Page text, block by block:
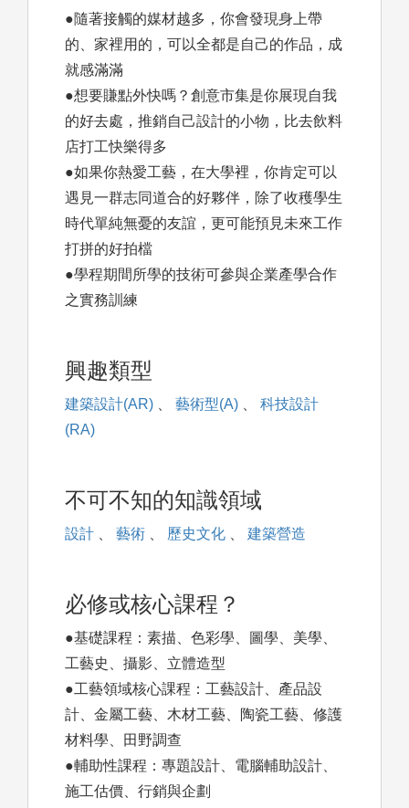
●隨著接觸的媒材越多，你會發現身上帶
的、家裡用的，可以全都是自己的作品，成
就感滿滿
●想要賺點外快嗎？創意市集是你展現自我
的好去處，推銷自己設計的小物，比去飲料
店打工快樂得多
●如果你熱愛工藝，在大學裡，你肯定可以
遇見一群志同道合的好夥伴，除了收穫學生
時代單純無憂的友誼，更可能預見未來工作
打拼的好拍檔
●學程期間所學的技術可參與企業產學合作
之實務訓練
興趣類型
建築設計(AR) 、 藝術型(A) 、
科技設計
(RA)
不可不知的知識領域
設計 、 藝術 、 歷史文化 、 建築營造
必修或核心課程？
●基礎課程：素描、色彩學、圖學、美學、
工藝史、攝影、立體造型
●工藝領域核心課程：工藝設計、產品設
計、金屬工藝、木材工藝、陶瓷工藝、修護
材料學、田野調查
●輔助性課程：專題設計、電腦輔助設計、
施工估價、行銷與企劃